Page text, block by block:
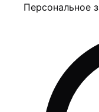
Персональное